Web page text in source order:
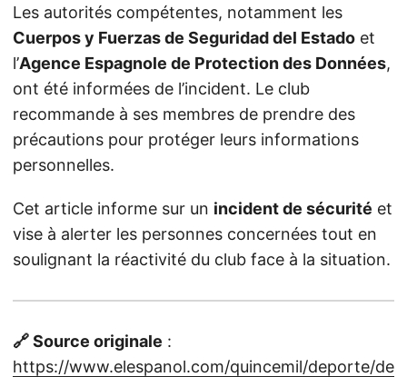
Les autorités compétentes, notamment les
Cuerpos y Fuerzas de Seguridad del Estado et
l’Agence Espagnole de Protection des Données,
ont été informées de l’incident. Le club
recommande à ses membres de prendre des
précautions pour protéger leurs informations
personnelles.
Cet article informe sur un incident de sécurité et
vise à alerter les personnes concernées tout en
soulignant la réactivité du club face à la situation.
🔗 Source originale :
https://www.elespanol.com/quincemil/deporte/de